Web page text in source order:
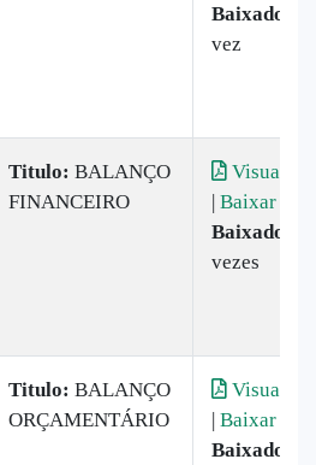
Baixado:
vez
Titulo: BALANÇO
FINANCEIRO
| Baixar
Baixado:
vezes
Titulo: BALANÇO
ORÇAMENTÁRIO
| Baixar
Baixado: